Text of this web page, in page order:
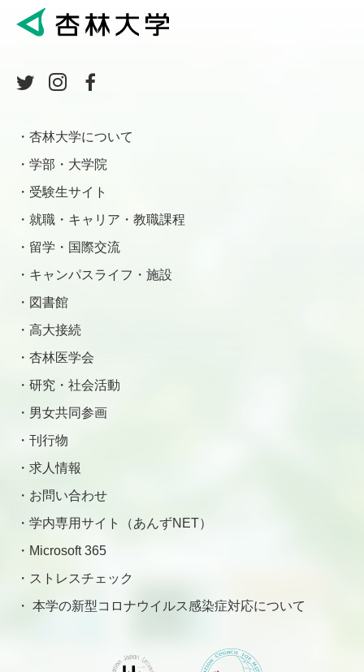
杏林大学について
学部・大学院
受験生サイト
就職・キャリア・教職課程
留学・国際交流
キャンパスライフ・施設
図書館
高大接続
杏林医学会
研究・社会活動
男女共同参画
刊行物
求人情報
お問い合わせ
学内専用サイト（あんずNET）
Microsoft 365
ストレスチェック
本学の新型コロナウイルス感染症対応について